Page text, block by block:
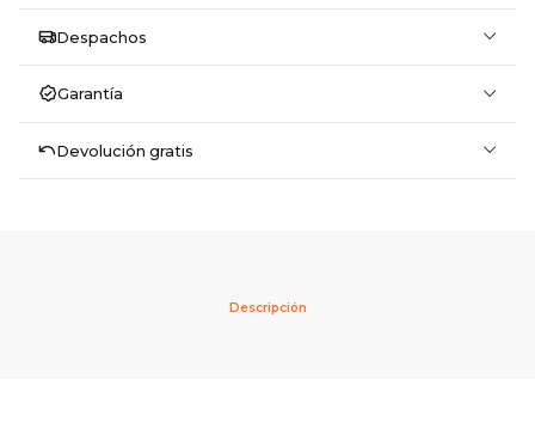
Despachos
Garantía
Devolución gratis
Descripción